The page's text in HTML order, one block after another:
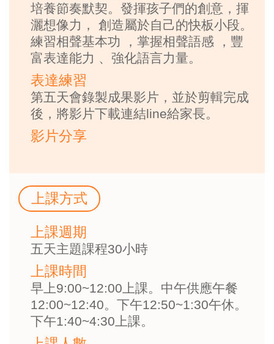
培養節奏默契。發揮孩子們的創意，揮
灑想像力， 創造屬於自己的快板小段。
練習相聲基本功 ，掌握相聲語感 ，豐
富表達能力 、強化語言力量。
表達練習
第五天會錄製成果影片，並於剪輯完成
後，將影片下載連結line給家長。
影片分享
上課方式
上課週期
五天主題課程30小時
上課時間
早上9:00~12:00上課。中午供應午餐
12:00~12:40。下午12:50~1:30午休。
下午1:40~4:30上課。